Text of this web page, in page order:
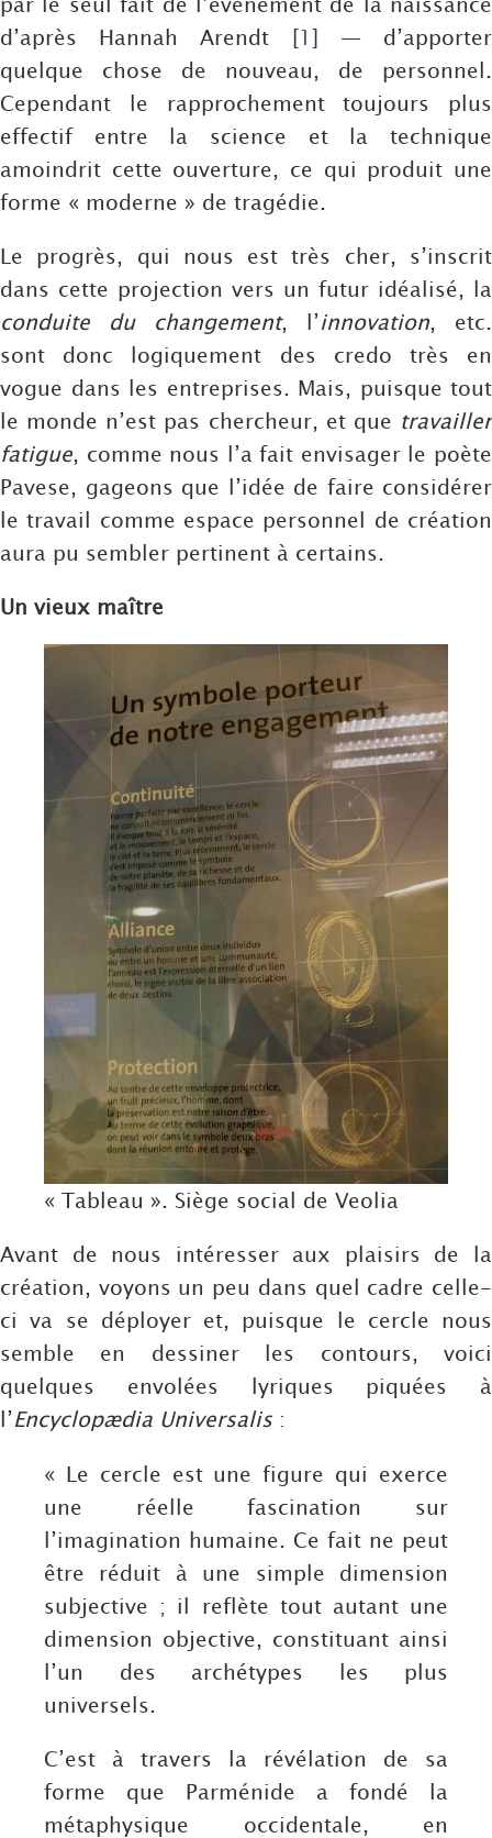
d’après Hannah Arendt [1 ] — d’apporter
quelque chose de nouveau, de personnel.
Cependant le rapprochement toujours plus
effectif entre la science et la technique
amoindrit cette ouverture, ce qui produit une
forme « moderne » de tragédie.
Le progrès, qui nous est très cher, s’inscrit
dans cette projection vers un futur idéalisé, la
conduite du changement, l’innovation, etc.
sont donc logiquement des credo très en
vogue dans les entreprises. Mais, puisque tout
le monde n’est pas chercheur, et que travailler
fatigue, comme nous l’a fait envisager le poète
Pavese, gageons que l’idée de faire considérer
le travail comme espace personnel de création
aura pu sembler pertinent à certains.
Un vieux maître
« Tableau ». Siège social de Veolia
Avant de nous intéresser aux plaisirs de la
création, voyons un peu dans quel cadre celle-
ci va se déployer et, puisque le cercle nous
semble en dessiner les contours, voici
quelques envolées lyriques piquées à
l’Encyclopædia Universalis :
« Le cercle est une figure qui exerce
une réelle fascination sur
l’imagination humaine. Ce fait ne peut
être réduit à une simple dimension
subjective ; il reflète tout autant une
dimension objective, constituant ainsi
l’un des archétypes les plus
universels.
C’est à travers la révélation de sa
forme que Parménide a fondé la
métaphysique occidentale, en